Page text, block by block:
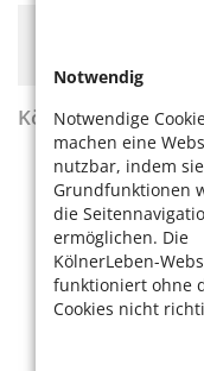
Notwendig
Notwendige
machen eine
nutzbar, indem sie
Grundfunktionen
die
ermöglichen. Die
KölnerLeben-
funktioniert ohne
Cookies nicht
Hier könnte
KölnerLeben